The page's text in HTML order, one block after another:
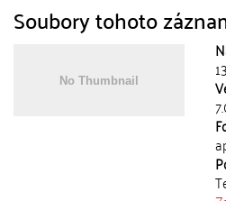
Soubory tohoto